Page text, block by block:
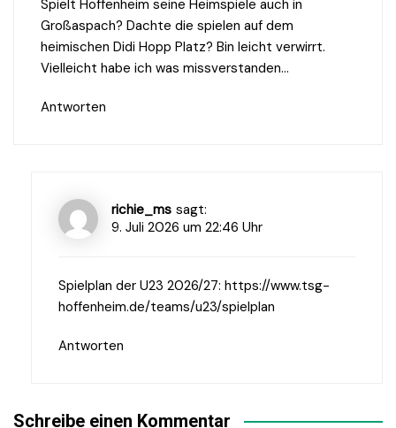
Spielt Hoffenheim seine Heimspiele auch in
Großaspach? Dachte die spielen auf dem
heimischen Didi Hopp Platz? Bin leicht verwirrt.
Vielleicht habe ich was missverstanden…
Antworten
richie_ms sagt:
9. Juli 2026 um 22:46 Uhr
Spielplan der U23 2026/27: https://www.tsg-
hoffenheim.de/teams/u23/spielplan
Antworten
Schreibe einen Kommentar